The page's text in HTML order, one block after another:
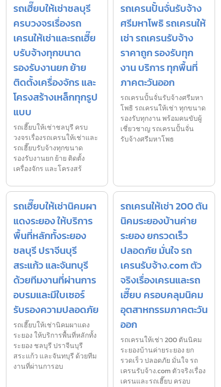
รถเฮี๊ยบให้เช่าชลบุรี
ครบวงจรเรื่องรถ
เครนให้เช่าและรถเฮี๊ย
บรับจ้างทุกขนาด
รองรับงานยก ย้าย
ติดตั้งเครื่องจักร และ
โครงสร้างเหล็กทุกรูป
แบบ
รถเฮี๊ยบให้เช่าชลบุรี ครบ
วงจรเรื่องรถเครนให้เช่าและ
รถเฮี๊ยบรับจ้างทุกขนาด
รองรับงานยก ย้าย ติดตั้ง
เครื่องจักร และโครงสร้
รถเครนปั้นจั่นรับจ้าง
ศรีมหาโพธิ รถเครนให้
เช่า รถเครนรับจ้าง
ราคาถูก รองรับทุก
งาน บริการ ทุกพื้นที่
ภาคตะวันออก
รถเครนปั้นจั่นรับจ้างศรีมหา
โพธิ รถเครนให้เช่า ทุกขนาด
รองรับทุกงาน พร้อมคนขับผู้
เชี่ยวชาญ รถเครนปั้นจั่น
รับจ้างศรีมหาโพธ
รถเฮี๊ยบให้เช่านิคมผา
แดงระยอง ให้บริการ
พื้นที่หลักทั้งระยอง
ชลบุรี ปราจีนบุรี
สระแก้ว และจันทบุรี
ด้วยทีมงานที่ผ่านการ
อบรมและมีใบเซอร์
รับรองความปลอดภัย
รถเฮี๊ยบให้เช่านิคมผาแดง
ระยอง ให้บริการพื้นที่หลักทั้ง
ระยอง ชลบุรี ปราจีนบุรี
สระแก้ว และจันทบุรี ด้วยทีม
งานที่ผ่านการอบ
รถเครนให้เช่า 200 ตัน
นิคมระยองบ้านค่าย
ระยอง ยกรวดเร็ว
ปลอดภัย มั่นใจ รถ
เครนรับจ้าง.com ตัว
จริงเรื่องเครนและรถ
เฮี๊ยบ ครอบคลุมนิคม
อุตสาหกรรมภาคตะวัน
ออก
รถเครนให้เช่า 200 ตันนิคม
ระยองบ้านค่ายระยอง ยก
รวดเร็ว ปลอดภัย มั่นใจ รถ
เครนรับจ้าง.com ตัวจริงเรื่อง
เครนและรถเฮี๊ยบ ครอบ